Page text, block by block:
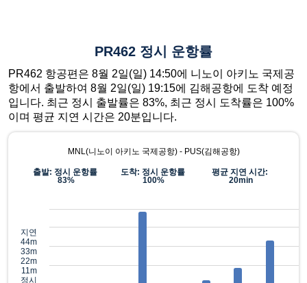
PR462 정시 운항률
PR462 항공편은 8월 2일(일) 14:50에 니노이 아키노 국제공
항에서 출발하여 8월 2일(일) 19:15에 김해공항에 도착 예정
입니다. 최근 정시 출발률은 83%, 최근 정시 도착률은 100%
이며 평균 지연 시간은 20분입니다.
MNL(니노이 아키노 국제공항) - PUS(김해공항)
출발: 정시 운항률
83%
도착: 정시 운항률
100%
평균 지연 시간:
20min
지연
44m
33m
22m
11m
정시